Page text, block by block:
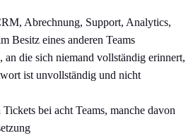
Abrechnung, Support, Analytics,
Besitz eines anderen Teams
die sich niemand vollständig erinnert,
ist unvollständig und nicht
bei acht Teams, manche davon